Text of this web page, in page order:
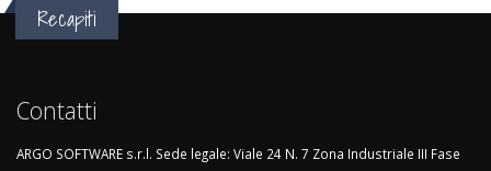
Recapiti
Contatti
ARGO SOFTWARE s.r.l. Sede legale: Viale 24 N. 7 Zona Industriale III Fase